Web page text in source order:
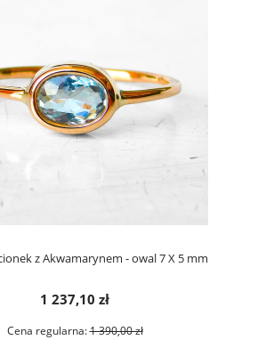
z Akwamarynem - owal 7 X 5 mm
1 237,10 zł
Cena regularna:1 390,00 zł